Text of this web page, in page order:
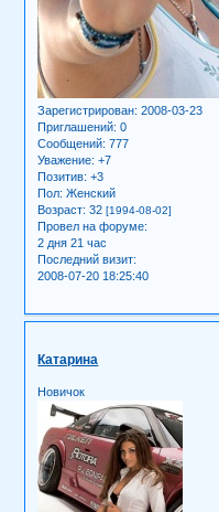
Зарегистрирован: 2008-03-23
Приглашений: 0
Сообщений: 777
Уважение: +7
Позитив: +3
Пол: Женский
Возраст: 32[1994-08-02]
Провел на форуме:
2 дня 21 час
Последний визит:
2008-07-20 18:25:40
Катарина
Новичок